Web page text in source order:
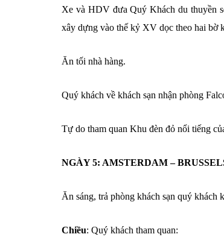
Xe và HDV đưa Quý Khách du thuyền
xây dựng vào thế kỷ XV dọc theo hai bờ
Ăn tối nhà hàng.
Quý khách về khách sạn nhận phòng
Tự do tham quan Khu đèn đỏ nổi tiếng
NGÀY 5: AMSTERDAM –
Ăn sáng, trả phòng khách sạn quý khách
Chiều: Quý khách tham quan: